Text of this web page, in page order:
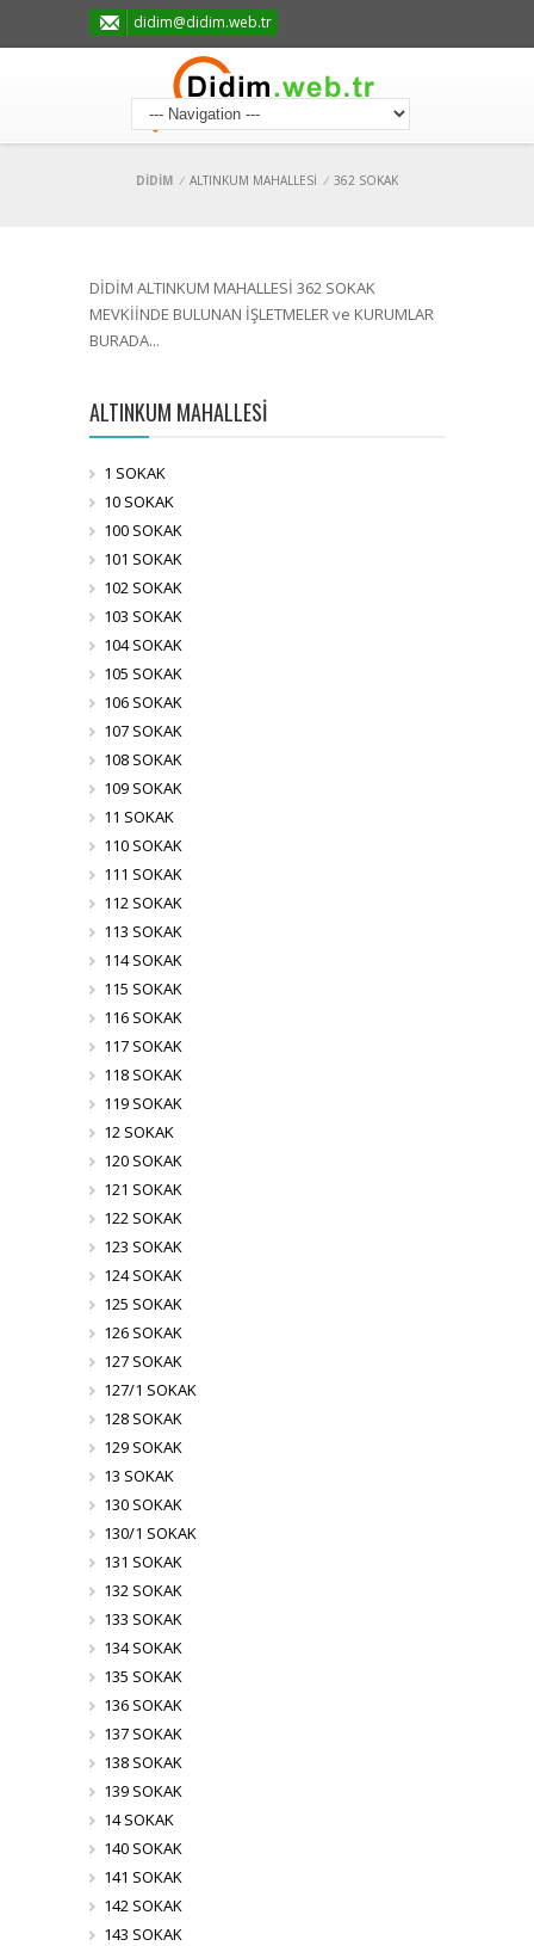
didim@didim.web.tr
DİDİM / ALTINKUM MAHALLESİ / 362 SOKAK
DİDİM ALTINKUM MAHALLESİ 362 SOKAK
MEVKİİNDE BULUNAN İŞLETMELER ve KURUMLAR
BURADA...
ALTINKUM MAHALLESİ
1 SOKAK
10 SOKAK
100 SOKAK
101 SOKAK
102 SOKAK
103 SOKAK
104 SOKAK
105 SOKAK
106 SOKAK
107 SOKAK
108 SOKAK
109 SOKAK
11 SOKAK
110 SOKAK
111 SOKAK
112 SOKAK
113 SOKAK
114 SOKAK
115 SOKAK
116 SOKAK
117 SOKAK
118 SOKAK
119 SOKAK
12 SOKAK
120 SOKAK
121 SOKAK
122 SOKAK
123 SOKAK
124 SOKAK
125 SOKAK
126 SOKAK
127 SOKAK
127/1 SOKAK
128 SOKAK
129 SOKAK
13 SOKAK
130 SOKAK
130/1 SOKAK
131 SOKAK
132 SOKAK
133 SOKAK
134 SOKAK
135 SOKAK
136 SOKAK
137 SOKAK
138 SOKAK
139 SOKAK
14 SOKAK
140 SOKAK
141 SOKAK
142 SOKAK
143 SOKAK